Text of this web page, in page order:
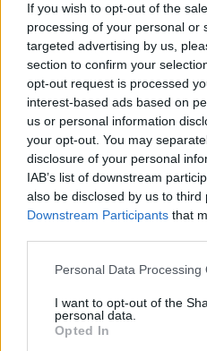
If you wish to opt-out of the
processing of your personal or
targeted advertising by us,
section to confirm your
opt-out request is processed
interest-based ads based on
us or personal information
your opt-out. You may
disclosure of your personal
IAB’s list of downstream
also be disclosed by us to third
Downstream Participants that
Please note that this website/
not limited to your visit or
grant or deny consent to
use your data for below
Personal Data Processing
I want to opt-out of the
personal data.
Opted In
Αυτή είναι μια σούπερ
Συνδυάστε έξι απλά
ένα ζωντανό μεσημεριανό